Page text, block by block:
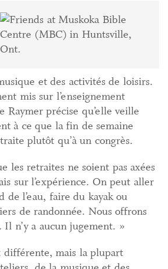
et des activités de loisirs.
mis sur l’enseignement
précise qu’elle veille
à ce que la fin de semaine
plutôt qu’à un congrès.
les retraites ne soient pas axées
sur l’expérience. On peut aller
l’eau, faire du kayak ou
de randonnée. Nous offrons
Il n’y a aucun jugement. »
différente, mais la plupart